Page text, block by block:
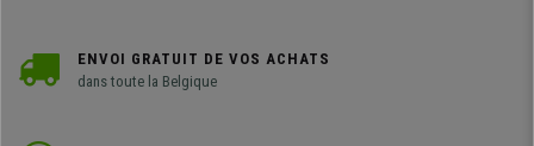
ENVOI GRATUIT DE VOS ACHATS
dans toute la Belgique